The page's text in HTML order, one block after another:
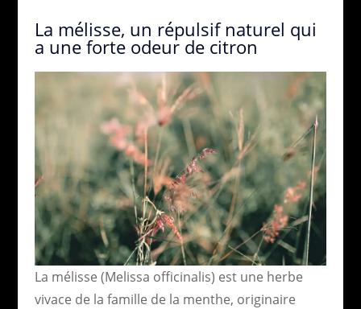
La mélisse, un répulsif naturel qui
a une forte odeur de citron
La mélisse (Melissa officinalis) est une herbe
vivace de la famille de la menthe, originaire